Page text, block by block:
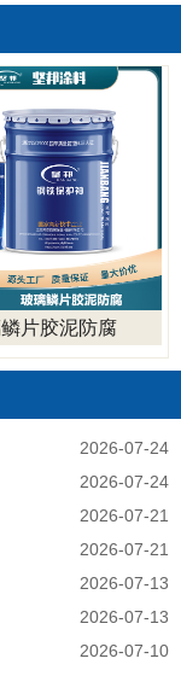
片胶泥防腐
2026-07-24
2026-07-24
2026-07-21
2026-07-21
2026-07-13
2026-07-13
2026-07-10